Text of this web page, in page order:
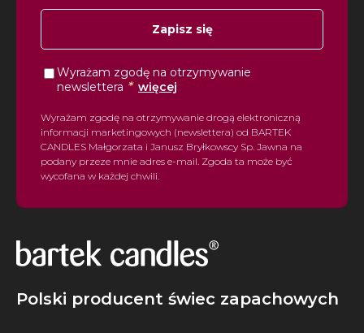
Zapisz się
Wyrażam zgodę na otrzymywanie
newslettera * więcej
Wyrażam zgodę na otrzymywanie drogą elektroniczną
informacji marketingowych (newslettera) od BARTEK
CANDLES Małgorzata i Janusz Bryłkowscy Sp. Jawna na
podany przeze mnie adres e-mail. Zgoda ta może być
wycofana w każdej chwili.
Polski producent świec zapachowych